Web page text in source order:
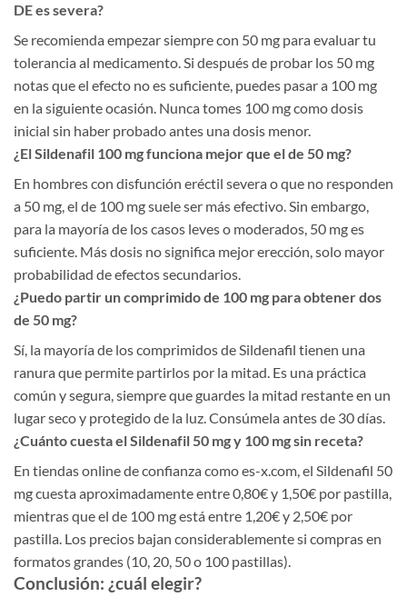
DE es severa?
Se recomienda empezar siempre con 50 mg para evaluar tu
tolerancia al medicamento. Si después de probar los 50 mg
notas que el efecto no es suficiente, puedes pasar a 100 mg
en la siguiente ocasión. Nunca tomes 100 mg como dosis
inicial sin haber probado antes una dosis menor.
¿El Sildenafil 100 mg funciona mejor que el de 50 mg?
En hombres con disfunción eréctil severa o que no responden
a 50 mg, el de 100 mg suele ser más efectivo. Sin embargo,
para la mayoría de los casos leves o moderados, 50 mg es
suficiente. Más dosis no significa mejor erección, solo mayor
probabilidad de efectos secundarios.
¿Puedo partir un comprimido de 100 mg para obtener dos
de 50 mg?
Sí, la mayoría de los comprimidos de Sildenafil tienen una
ranura que permite partirlos por la mitad. Es una práctica
común y segura, siempre que guardes la mitad restante en un
lugar seco y protegido de la luz. Consúmela antes de 30 días.
¿Cuánto cuesta el Sildenafil 50 mg y 100 mg sin receta?
En tiendas online de confianza como es-x.com, el Sildenafil 50
mg cuesta aproximadamente entre 0,80€ y 1,50€ por pastilla,
mientras que el de 100 mg está entre 1,20€ y 2,50€ por
pastilla. Los precios bajan considerablemente si compras en
formatos grandes (10, 20, 50 o 100 pastillas).
Conclusión: ¿cuál elegir?